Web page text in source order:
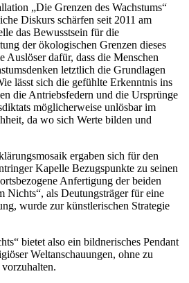
„Die Grenzen des Wachstums“
Diskurs schärfen seit 2011 am
das Bewusstsein für die
der ökologischen Grenzen dieses
Auslöser dafür, dass die Menschen
letztlich die Grundlagen
lässt sich die gefühlte Erkenntnis ins
die Antriebsfedern und die Ursprünge
möglicherweise unlösbar im
da wo sich Werte bilden und
ergaben sich für den
Kapelle Bezugspunkte zu seinen
Anfertigung der beiden
Nichts“, als Deutungsträger für eine
wurde zur künstlerischen Strategie
bietet also ein bildnerisches Pendant
Weltanschauungen, ohne zu
vorzuhalten.